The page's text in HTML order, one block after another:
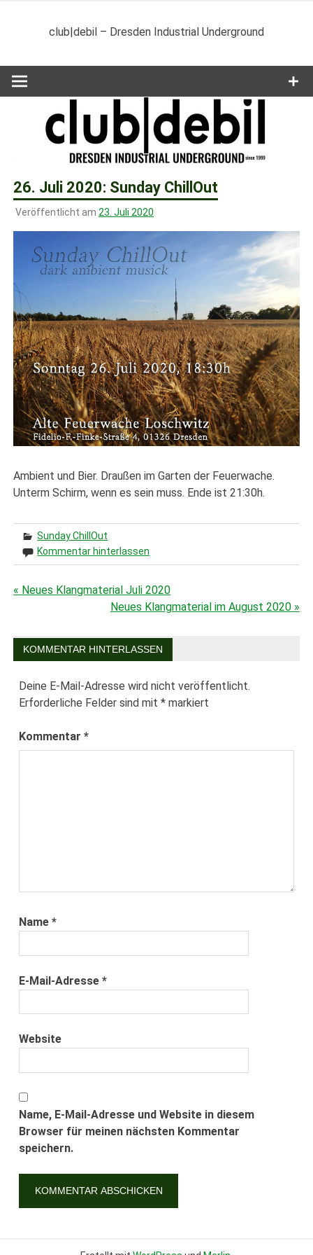
club|debil – Dresden Industrial Underground
26. Juli 2020: Sunday ChillOut
Veröffentlicht am 23. Juli 2020
Ambient und Bier. Draußen im Garten der Feuerwache.
Unterm Schirm, wenn es sein muss. Ende ist 21:30h.
Sunday ChillOut
Kommentar hinterlassen
Beitragsnavigation
« Neues Klangmaterial Juli 2020
Neues Klangmaterial im August 2020 »
KOMMENTAR HINTERLASSEN
Deine E-Mail-Adresse wird nicht veröffentlicht.
Erforderliche Felder sind mit* markiert
Kommentar*
Name*
E-Mail-Adresse*
Website
Name, E-Mail-Adresse und Website in diesem
Browser für meinen nächsten Kommentar
speichern.